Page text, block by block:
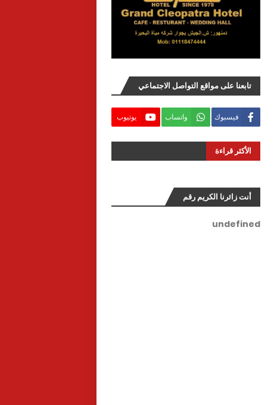
تابعنا على مواقع التواصل الاجتماعي
فيسبوك واتساب يوتيوب
الأكثر قراءة
أنت زائرنا الكريم رقم
undefined